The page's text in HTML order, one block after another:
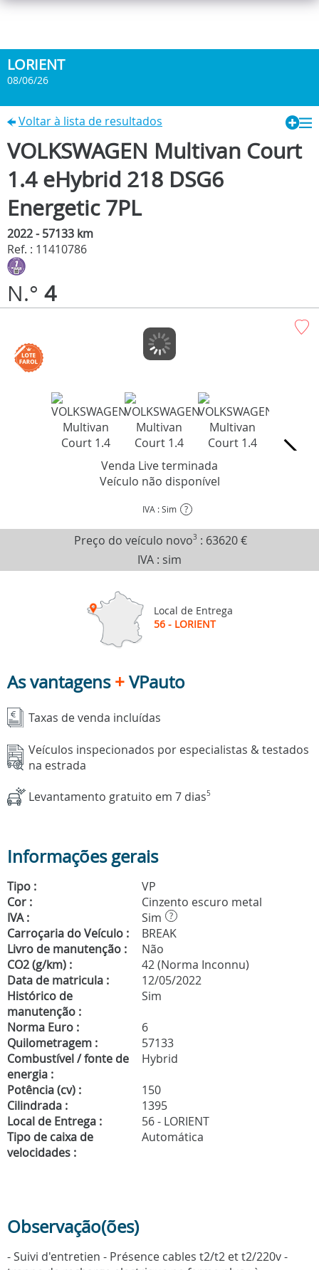
LORIENT
08/06/26
Voltar à lista de resultados
VOLKSWAGEN Multivan Court
1.4 eHybrid 218 DSG6
Energetic 7PL
2022 - 57133 km
Ref. : 11410786
N.° 4
Venda Live terminada
Veículo não disponível
IVA : Sim ?
Preço do veículo novo3 : 63620 €
IVA : sim
Local de Entrega
56 - LORIENT
As vantagens+VPauto
Taxas de venda incluídas
Veículos inspecionados por especialistas & testados
na estrada
Levantamento gratuito em 7 dias5
Informações gerais
Tipo :
VP
Cor :
Cinzento escuro metal
IVA :
Sim ?
Carroçaria do Veículo :
BREAK
Livro de manutenção :
Não
CO2 (g/km) :
42 (Norma Inconnu)
Data de matricula :
12/05/2022
Histórico de
manutenção :
Sim
Norma Euro :
6
Quilometragem :
57133
Combustível / fonte de
energia :
Hybrid
Potência (cv) :
150
Cilindrada :
1395
Local de Entrega :
56 - LORIENT
Tipo de caixa de
velocidades :
Automática
Observação(ões)
- Suivi d'entretien - Présence cables t2/t2 et t2/220v -